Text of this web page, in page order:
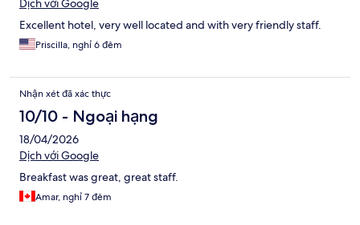
Dịch với Google
Excellent hotel, very well located and with very friendly staff.
Priscilla, nghỉ 6 đêm
Nhận xét đã xác thực
10/10 - Ngoại hạng
18/04/2026
Dịch với Google
Breakfast was great, great staff.
Amar, nghỉ 7 đêm